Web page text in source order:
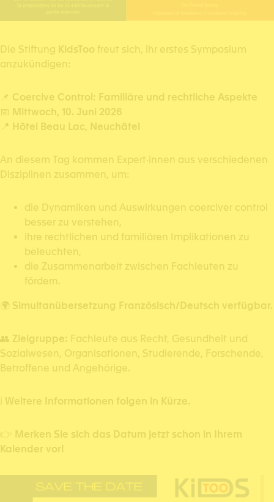
Die Stiftung KidsToo freut sich, ihr erstes Symposium
anzukündigen:
📌 Coercive Control: Familiäre und rechtliche Aspekte
📅 Mittwoch, 10. Juni 2026
📍 Hôtel Beau Lac, Neuchâtel
An diesem Tag kommen Expert·innen aus verschiedenen
Disziplinen zusammen, um:
die Dynamiken und Auswirkungen coerciver control
besser zu verstehen,
ihre rechtlichen und familiären Implikationen zu
beleuchten,
die Zusammenarbeit zwischen Fachleuten zu
fördern.
🌍 Simultanübersetzung Französisch/Deutsch verfügbar.
👥 Zielgruppe: Fachleute aus Recht, Gesundheit und
Sozialwesen, Organisationen, Studierende, Forschende,
Betroffene und Angehörige.
Weitere Informationen folgen in Kürze.
👉
Merken Sie sich das Datum jetzt schon in Ihrem
Kalender vor!